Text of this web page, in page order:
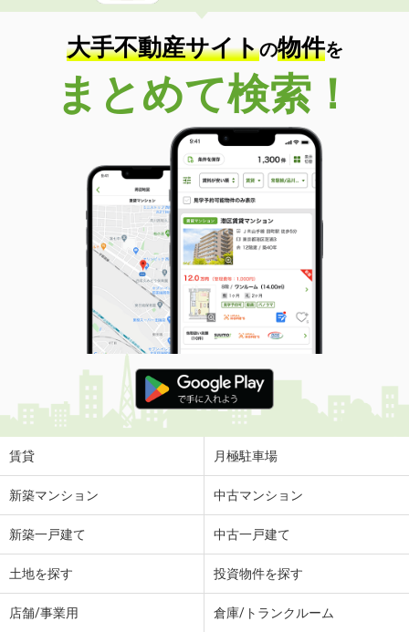
大手不動産サイトの物件を
まとめて検索！
賃貸 月極駐車場
新築マンション 中古マンション
新築一戸建て 中古一戸建て
土地を探す 投資物件を探す
店舗/事業用 倉庫/トランクルーム